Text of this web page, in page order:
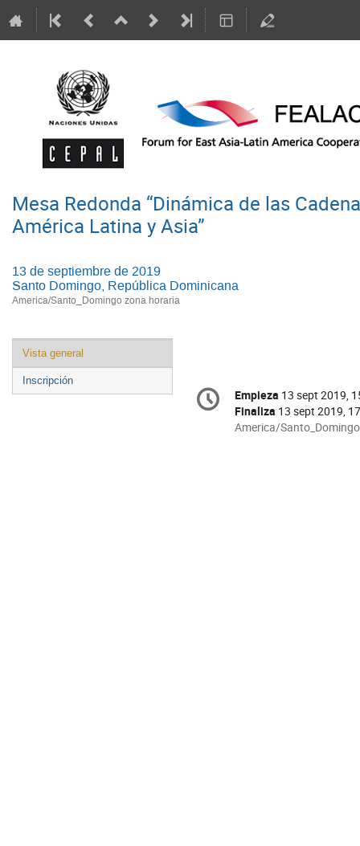
Mesa Redonda “Dinámica de las
América Latina y Asia”
13 de septiembre de 2019
Santo Domingo, República Dominicana
America/Santo_Domingo zona horaria
Event
menu
Vista general
Inscripción
Conference
information
Fecha/Hora
Empieza 13 sept 2019,
Finaliza 13 sept 2019,
All
America/Santo_Domingo